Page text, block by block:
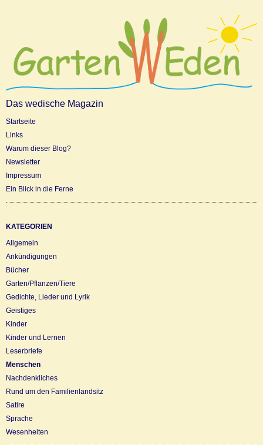
Das wedische Magazin
Startseite
Links
Warum dieser Blog?
Newsletter
Impressum
Ein Blick in die Ferne
KATEGORIEN
Allgemein
Ankündigungen
Bücher
Garten/Pflanzen/Tiere
Gedichte, Lieder und Lyrik
Geistiges
Kinder
Kinder und Lernen
Leserbriefe
Menschen
Nachdenkliches
Rund um den Familienlandsitz
Satire
Sprache
Wesenheiten